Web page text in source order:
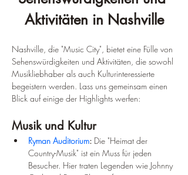
Aktivitäten in Nashville
Nashville, die "Music City", bietet eine Fülle von
Sehenswürdigkeiten und Aktivitäten, die sowohl
Musikliebhaber als auch Kulturinteressierte
begeistern werden. Lass uns gemeinsam einen
Blick auf einige der Highlights werfen:
Musik und Kultur
Ryman Auditorium: Die "Heimat der
Country-Musik" ist ein Muss für jeden
Besucher. Hier traten Legenden wie Johnny